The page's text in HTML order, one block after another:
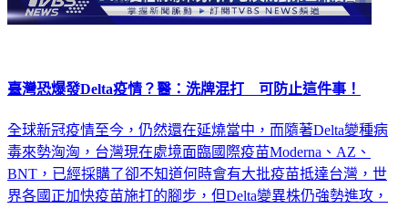
臺灣恐爆發Delta疫情？醫：洗牌混打 可防止這件事！
全球新冠疫情至今，仍然還在延燒當中，而隨著Delta變種病
毒來勢洶洶，台灣現在處境面臨國際疫苗Moderna、AZ、
BNT，已經採購了卻不知道何時會有大批疫苗抵達台灣，世
界各國正加快疫苗施打的腳步，但Delta變異株仍強勢進攻，